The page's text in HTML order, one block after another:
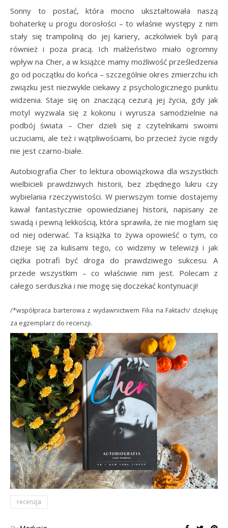
Sonny to postać, która mocno ukształtowała naszą
bohaterkę u progu dorosłości – to właśnie występy z nim
stały się trampoliną do jej kariery, aczkolwiek byli parą
również i poza pracą. Ich małżeństwo miało ogromny
wpływ na Cher, a w książce mamy możliwość prześledzenia
go od początku do końca – szczególnie okres zmierzchu ich
związku jest niezwykle ciekawy z psychologicznego punktu
widzenia. Staje się on znaczącą cezurą jej życia, gdy jak
motyl wyzwala się z kokonu i wyrusza samodzielnie na
podbój świata – Cher dzieli się z czytelnikami swoimi
uczuciami, ale też i wątpliwościami, bo przecież życie nigdy
nie jest czarno-białe.
Autobiografia Cher to lektura obowiązkowa dla wszystkich
wielbicieli prawdziwych historii, bez zbędnego lukru czy
wybielania rzeczywistości. W pierwszym tomie dostajemy
kawał fantastycznie opowiedzianej historii, napisany ze
swadą i pewną lekkością, która sprawiła, że nie mogłam się
od niej oderwać. Ta książka to żywa opowieść o tym, co
dzieje się za kulisami tego, co widzimy w telewizji i jak
ciężka potrafi być droga do prawdziwego sukcesu. A
przede wszystkim – co właściwie nim jest. Polecam z
całego serduszka i nie mogę się doczekać kontynuacji!
/*współpraca barterowa z wydawnictwem Filia na Faktach/ dziękuję
za egzemplarz do recenzji.
recenzja